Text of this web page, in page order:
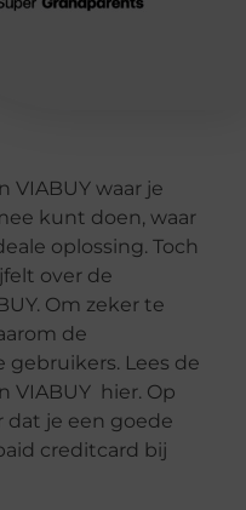
VIABUY waar je
kunt doen, waar
oplossing. Toch
over de
Om zeker te
de
gebruikers. Lees de
VIABUY hier. Op
dat je een goede
creditcard bij